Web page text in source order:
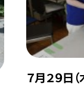
７月２９日